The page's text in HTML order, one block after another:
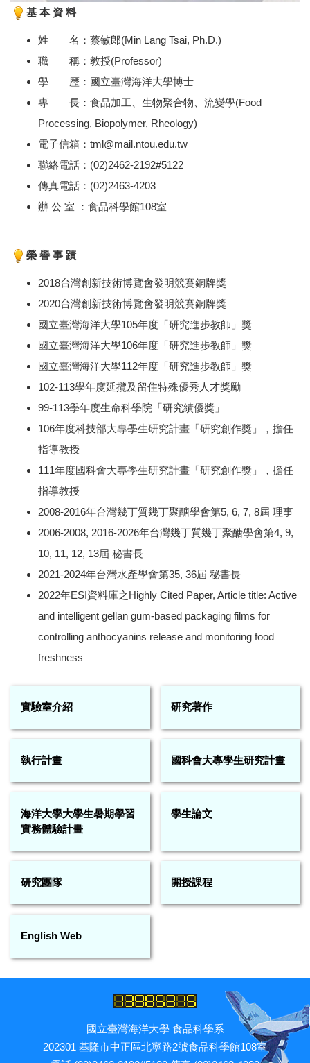
基 本 資 料
姓 名：蔡敏郎(Min Lang Tsai, Ph.D.)
職 稱：教授(Professor)
學 歷：國立臺灣海洋大學博士
專 長：食品加工、生物聚合物、流變學(Food
Processing, Biopolymer, Rheology)
電子信箱：tml@mail.ntou.edu.tw
聯絡電話：(02)2462-2192#5122
傳真電話：(02)2463-4203
辦 公 室 ：食品科學館108室
榮 譽 事 蹟
2018台灣創新技術博覽會發明競賽銅牌獎
2020台灣創新技術博覽會發明競賽銅牌獎
國立臺灣海洋大學105年度「研究進步教師」獎
國立臺灣海洋大學106年度「研究進步教師」獎
國立臺灣海洋大學112年度「研究進步教師」獎
102-113學年度延攬及留住特殊優秀人才獎勵
99-113學年度生命科學院「研究績優獎」
106年度科技部大專學生研究計畫「研究創作獎」，擔任
指導教授
111年度國科會大專學生研究計畫「研究創作獎」，擔任
指導教授
2008-2016年台灣幾丁質幾丁聚醣學會第5, 6, 7, 8屆 理事
2006-2008, 2016-2026年台灣幾丁質幾丁聚醣學會第4, 9,
10, 11, 12, 13屆 秘書長
2021-2024年台灣水產學會第35, 36屆 秘書長
2022年ESI資料庫之Highly Cited Paper, Article title: Active
and intelligent gellan gum-based packaging films for
controlling anthocyanins release and monitoring food
freshness
實驗室介紹 研究著作
執行計畫 國科會大專學生研究計畫
海洋大學大學生暑期學習
實務體驗計畫
學生論文
研究團隊 開授課程
English Web
國立臺灣海洋大學 食品科學系
202301 基隆市中正區北寧路2號食品科學館108室